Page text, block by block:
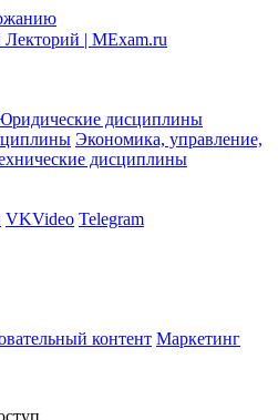
дисциплины
Экономика, управление,
дисциплины
VKVideo Telegram
контент Маркетинг